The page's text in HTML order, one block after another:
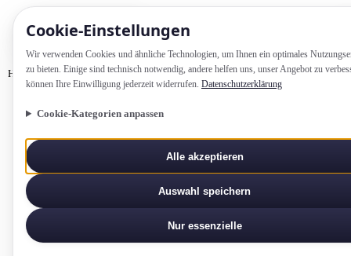
Cookie-Einstellung­en
Wir verwenden Cookies und ähnliche Technologien, um Ihnen ein optimales
zu bieten. Einige sind technisch notwendig, andere helfen uns, unser Angebot zu
können Ihre Einwilligung jederzeit widerrufen. Datenschutzerklärung
Cookie-Kategorien anpassen
Alle akzeptieren
Auswahl speichern
Nur essenzielle
Home Glossar Automatisierung
KI-UND-DIGITALE-KOMPETENZ
Automatisierung
Einsatz von Technologie zur selbstständigen
Ausführung wiederkehrender Prozesse und
Aufgaben ohne menschliches Eingreifen.